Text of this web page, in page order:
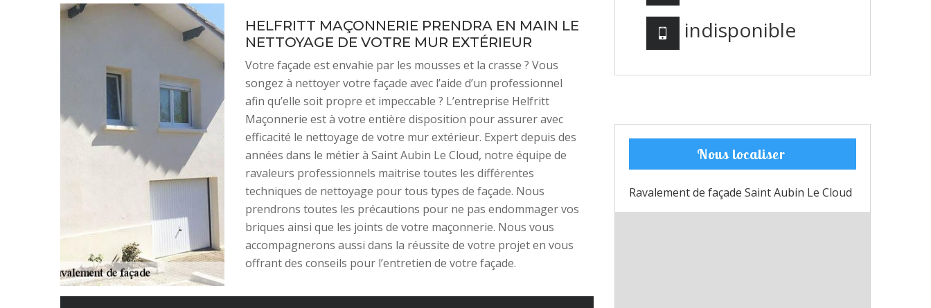
HELFRITT MAÇONNERIE PRENDRA EN MAIN LE
NETTOYAGE DE VOTRE MUR EXTÉRIEUR
Votre façade est envahie par les mousses et la crasse ? Vous
songez à nettoyer votre façade avec l’aide d’un professionnel
afin qu’elle soit propre et impeccable ? L’entreprise Helfritt
Maçonnerie est à votre entière disposition pour assurer avec
efficacité le nettoyage de votre mur extérieur. Expert depuis des
années dans le métier à Saint Aubin Le Cloud, notre équipe de
ravaleurs professionnels maitrise toutes les différentes
techniques de nettoyage pour tous types de façade. Nous
prendrons toutes les précautions pour ne pas endommager vos
briques ainsi que les joints de votre maçonnerie. Nous vous
accompagnerons aussi dans la réussite de votre projet en vous
offrant des conseils pour l’entretien de votre façade.
indisponible
Nous localiser
Ravalement de façade Saint Aubin Le Cloud